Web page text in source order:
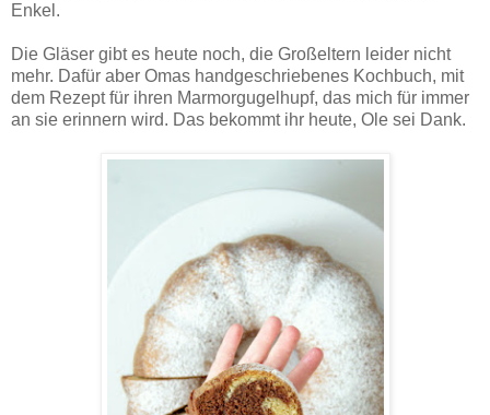
Enkel.
Die Gläser gibt es heute noch, die Großeltern leider nicht
mehr. Dafür aber Omas handgeschriebenes Kochbuch, mit
dem Rezept für ihren Marmorgugelhupf, das mich für immer
an sie erinnern wird. Das bekommt ihr heute, Ole sei Dank.